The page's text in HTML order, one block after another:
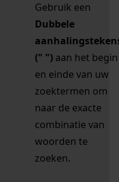
Gebruik een
Dubbele
(" ") aan het begin
en einde van uw
zoektermen om
naar de exacte
combinatie van
woorden te
zoeken.